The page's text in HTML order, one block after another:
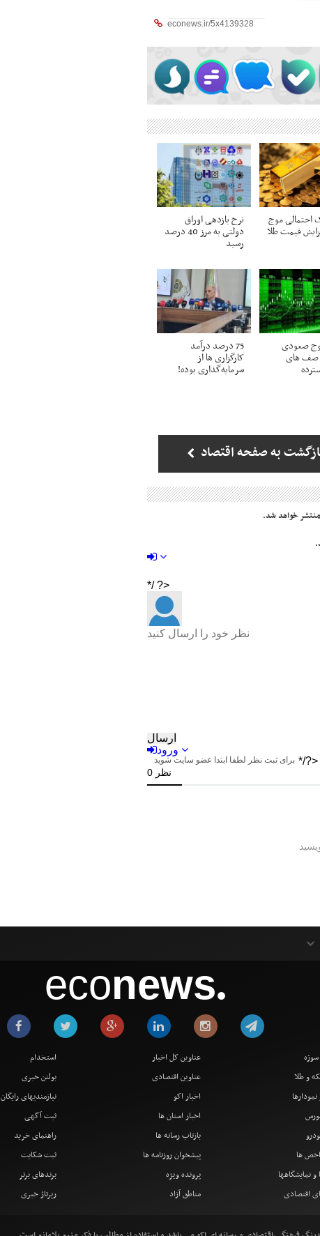
احتمالی موج
قیمت طلا
نرخ بازدهی اوراق
دولتی به مرز 40 درصد
رسید
صعودی
صف های
75 درصد درآمد
کارگزاری ها از
سرمایه‌گذاری بوده!
به صفحه اقتصاد
خواهد شد.
econews●
و طلا
ها
و نمایشگاهها
اقتصادی
عناوین کل اخبار
عناوین اقتصادی
اخبار اکو
اخبار استان ها
بازتاب رسانه ها
پیشخوان روزنامه ها
پرونده ویژه
مناطق آزاد
استخدام
بولتن خبری
نیازمندیهای رایگان
ثبت آگهی
راهنمای خرید
ثبت شکایت
برندهای برتر
رپرتاژ خبری